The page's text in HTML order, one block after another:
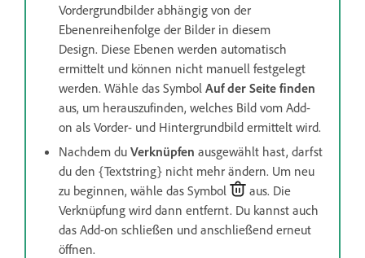
Vordergrundbilder abhängig von der
Ebenenreihenfolge der Bilder in diesem
Design. Diese Ebenen werden automatisch
ermittelt und können nicht manuell festgelegt
werden. Wähle das Symbol Auf der Seite finden
aus, um herauszufinden, welches Bild vom Add-
on als Vorder- und Hintergrundbild ermittelt wird.
Nachdem du Verknüpfen ausgewählt hast, darfst
du den {Textstring} nicht mehr ändern. Um neu
zu beginnen, wähle das Symbol
aus. Die
Verknüpfung wird dann entfernt. Du kannst auch
das Add-on schließen und anschließend erneut
öffnen.